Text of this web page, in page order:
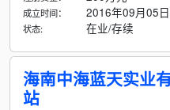
成立时间： 2016年09月05日
状态: 在业/存续
海南中海蓝天实业
站